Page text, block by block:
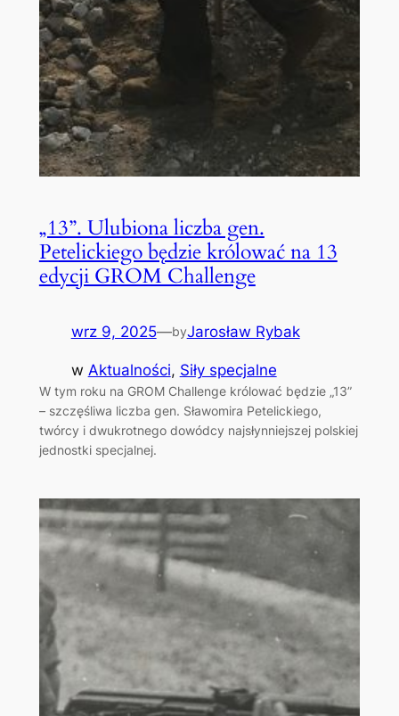
„13”. Ulubiona liczba gen.
Petelickiego będzie królować na 13
edycji GROM Challenge
wrz 9, 2025—byJarosław Rybak
w Aktualności, Siły specjalne
W tym roku na GROM Challenge królować będzie „13”
– szczęśliwa liczba gen. Sławomira Petelickiego,
twórcy i dwukrotnego dowódcy najsłynniejszej polskiej
jednostki specjalnej.